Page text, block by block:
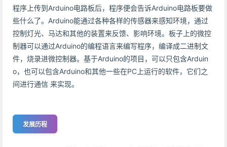
程序上传到Arduino电路板后，程序便会告诉Arduino电路板要做
些什么了。Arduino能通过各种各样的传感器来感知环境，通过
控制灯光、马达和其他的装置来反馈、影响环境。板子上的微控
制器可以通过Arduino的编程语言来编写程序，编译成二进制文
件，烧录进微控制器。基于Arduino的项目，可以只包含Arduin
o，也可以包含Arduino和其他一些在PC上运行的软件，它们之
间进行通信 来实现。
发展历程